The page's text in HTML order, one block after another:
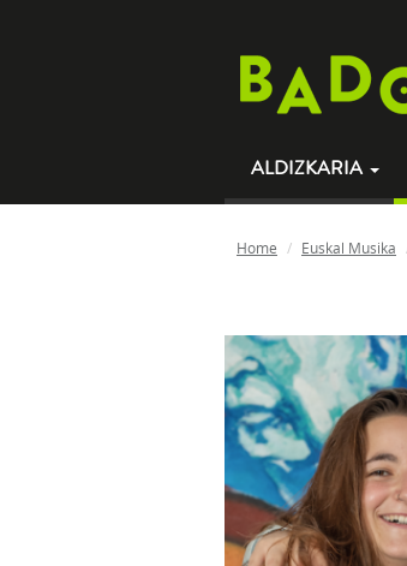
ALDIZKARIA
Home Euskal Musika